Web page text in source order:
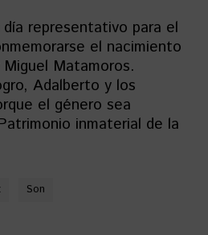
representativo para el
el nacimiento
Matamoros.
Adalberto y los
el género sea
inmaterial de la
Son